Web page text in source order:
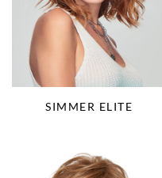
SIMMER ELITE